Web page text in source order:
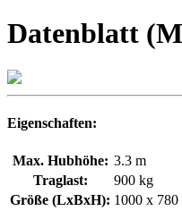
Datenblatt
Eigenschaften:
Max. Hubhöhe: 3.3 m
Traglast:
900 kg
Größe (LxBxH): 1000 x